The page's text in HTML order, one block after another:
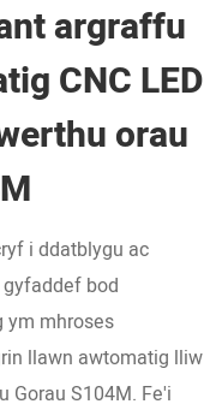
argraffu
CNC LED
orau
i ddatblygu ac
bod
ym mhroses
llawn awtomatig lliw
Gorau S104M. Fe'i